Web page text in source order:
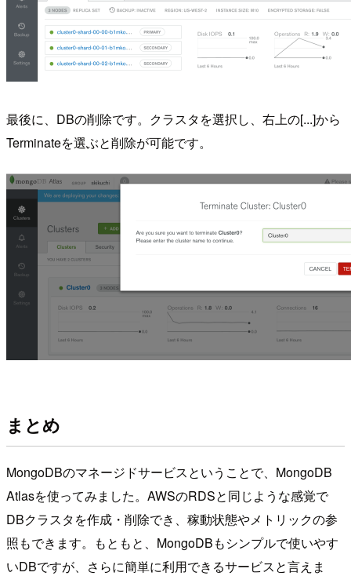
最後に、DBの削除です。クラスタを選択し、右上の[...]から
Terminateを選ぶと削除が可能です。
まとめ
MongoDBのマネージドサービスということで、MongoDB
Atlasを使ってみました。AWSのRDSと同じような感覚で
DBクラスタを作成・削除でき、稼動状態やメトリックの参
照もできます。もともと、MongoDBもシンプルで使いやす
いDBですが、さらに簡単に利用できるサービスと言えま